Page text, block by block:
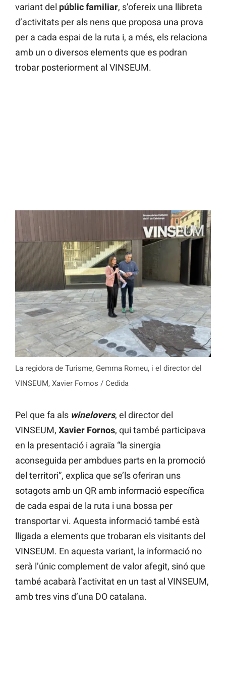
variant del públicfamiliar, s’ofereix una llibreta
d’activitats per als nens que proposa una prova
per a cada espai de la ruta i, a més, els relaciona
amb un o diversos elements que es podran
trobar posteriorment al VINSEUM.
La regidora de Turisme, Gemma Romeu, i el director del
VINSEUM, Xavier Fornos / Cedida
Pel que fa als winelovers, el director del
VINSEUM, Xavier Fornos, qui també participava
en la presentació i agraïa “la sinergia
aconseguida per ambdues parts en la promoció
del territori”, explica que se’ls oferiran uns
sotagots amb un QR amb informació específica
de cada espai de la ruta i una bossa per
transportar vi. Aquesta informació també està
lligada a elements que trobaran els visitants del
VINSEUM. En aquesta variant, la informació no
serà l’únic complement de valor afegit, sinó que
també acabarà l’activitat en un tast al VINSEUM,
amb tres vins d’una DO catalana.